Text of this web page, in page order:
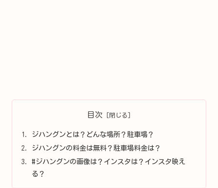
目次
ジハングンとは？どんな場所？駐車場？
ジハングンの料金は無料？駐車場料金は？
#ジハングンの画像は？インスタは？インスタ映え
る？